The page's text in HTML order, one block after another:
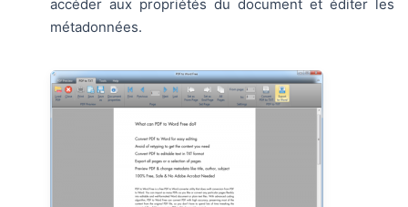
accéder aux propriétés du document et éditer les
métadonnées.